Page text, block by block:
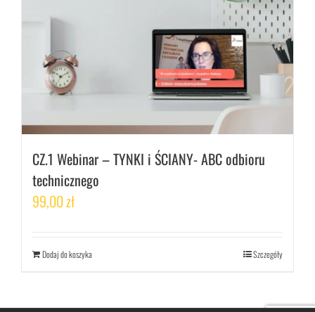
CZ.1 Webinar – TYNKI i ŚCIANY- ABC odbioru
technicznego
99,00zł
Dodaj do koszyka Szczegóły